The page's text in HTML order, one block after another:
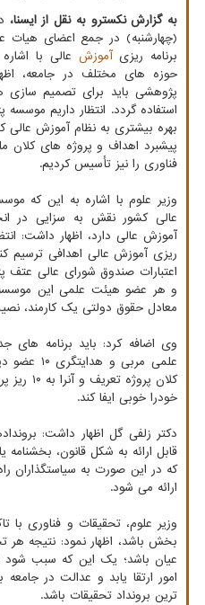
به گزارش نکسترو به نقل از ایسنا،
(چهارشنبه) در جمع اعضای هیات
برنامه ریزیآموزش عالی با
حوزه های مختلف در جامعه،
پژوهشی باید برای تصمیم سازی
استفاده گردد. انتظار داریم
بهره بیشتری به نظام آموزش عالی
پیشبرد اهداف و پروژه های کلان
فناوری را نیز تأسیس کردیم.
وزیر علوم با اشاره به این که
عالی کشور نقش به سزایی در
آموزش عالی دارد، اظهار داشت:
ریزی آموزش عالی اهدافی
اعتبارات صندوق شورای عالی
و هر عضو هیئت علمی این موسسه
معادل حقوق دولتی یک کارمند،
وی اضافه کرد: باید برنامه
علمی
کلان
خودرا خوبی ایفا کند.
دکتر زلفی گل اظهار داشت:
قابل ارائه به شکل قانون،
که در این صورت به سیاستگذاران
ارائه می شود.
وزیر علوم، تحقیقات و فناوری با
بخش باشد، اظهار نمود: نتیجه هر
عیان باشد؛ یک این که سبب شود
امور ارتقا یابد و عدالت در
ترین برونداد تحقیقات باشد.